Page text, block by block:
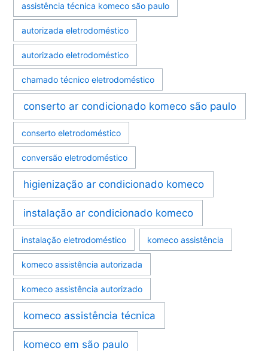
assistência técnica komeco são paulo
autorizada eletrodoméstico
autorizado eletrodoméstico
chamado técnico eletrodoméstico
conserto ar condicionado komeco são paulo
conserto eletrodoméstico
conversão eletrodoméstico
higienização ar condicionado komeco
instalação ar condicionado komeco
instalação eletrodoméstico komeco assistência
komeco assistência autorizada
komeco assistência autorizado
komeco assistência técnica
komeco em são paulo